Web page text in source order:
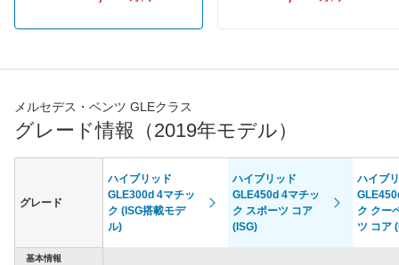
メルセデス・ベンツ GLEクラス
グレード情報（2019年モデル）
グレード
ハイブリッド
GLE300d 4マチッ
ク (ISG搭載モデ
ル)
ハイブリッド
GLE450d 4マチッ
ク スポーツ コア
(ISG)
ハイブ
ク クー
ツ コア
基本情報